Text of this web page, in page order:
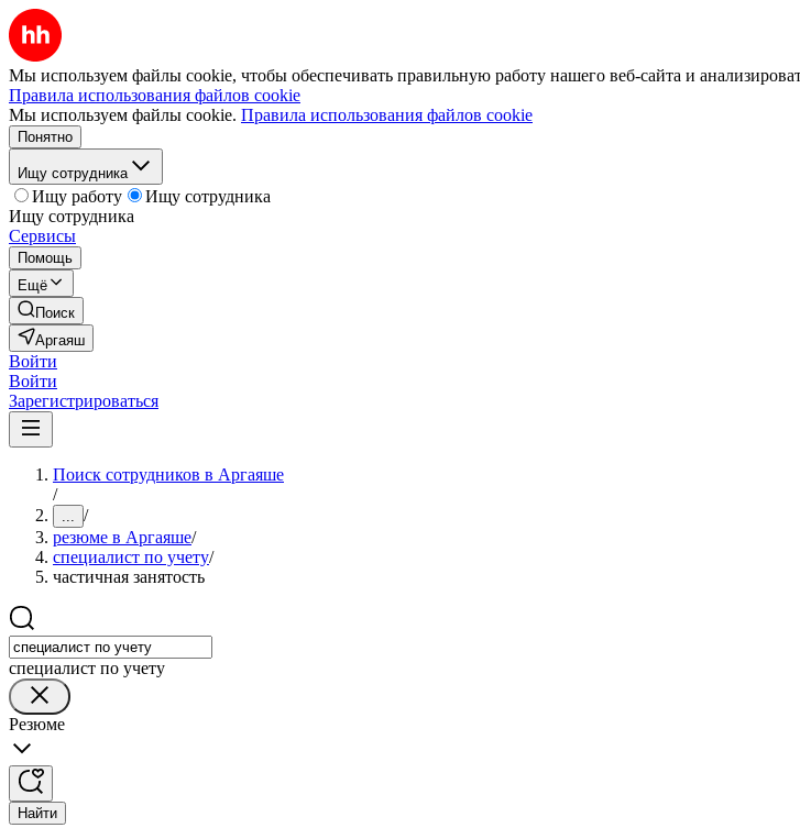
Мы используем файлы cookie, чтобы обеспечивать правильную работу нашего веб-сайта и
Правила использования файлов cookie
Мы используем файлы cookie. Правила использования файлов cookie
Понятно
Ищу сотрудника
Ищу работу
Ищу сотрудника
Ищу сотрудника
Сервисы
Помощь
Ещё
Поиск
Аргаяш
Войти
Войти
Зарегистрироваться
Поиск сотрудников в Аргаяше
/
... /
резюме в Аргаяше/
специалист по учету/
частичная занятость
специалист по учету
Резюме
Найти